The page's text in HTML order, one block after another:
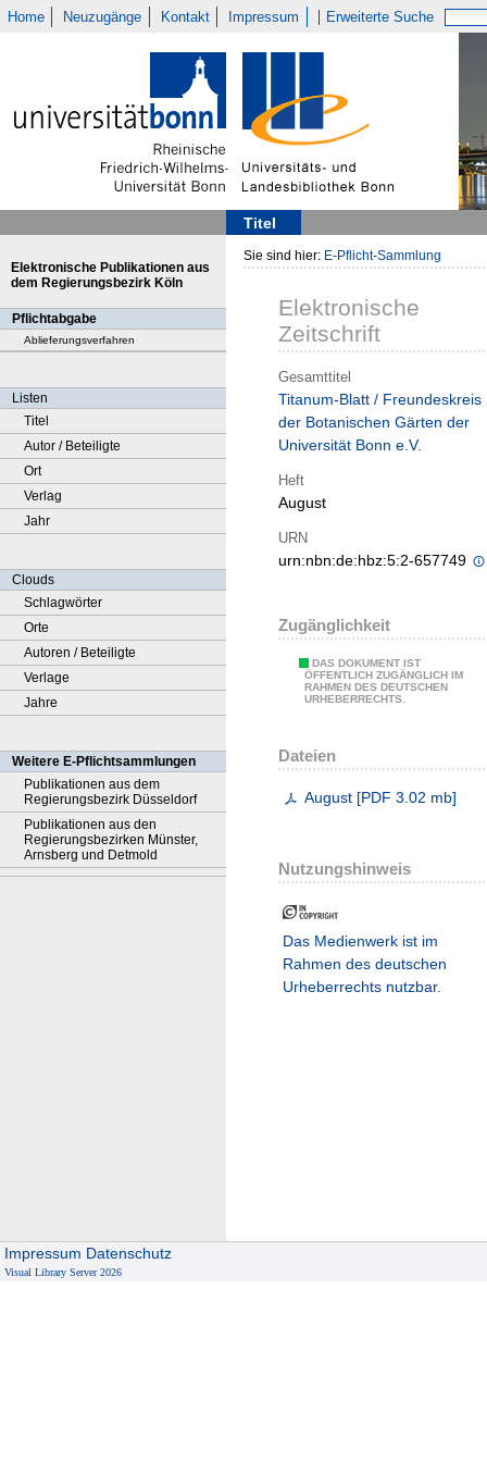
Home Neuzugänge Kontakt Impressum Erweiterte Suche
Titel
Elektronische Publikationen aus
dem Regierungsbezirk Köln
Pflichtabgabe
Ablieferungsverfahren
Listen
Titel
Autor / Beteiligte
Ort
Verlag
Jahr
Clouds
Schlagwörter
Orte
Autoren / Beteiligte
Verlage
Jahre
Weitere E-Pflichtsammlungen
Publikationen aus dem
Regierungsbezirk Düsseldorf
Publikationen aus den
Regierungsbezirken Münster,
Arnsberg und Detmold
Sie sind hier: E-Pflicht-Sammlung
Elektronische
Zeitschrift
Gesamttitel
Titanum-Blatt / Freundeskreis
der Botanischen Gärten der
Universität Bonn e.V.
Heft
August
URN
urn:nbn:de:hbz:5:2-657749
Zugänglichkeit
DAS DOKUMENT IST
ÖFFENTLICH ZUGÄNGLICH IM
RAHMEN DES DEUTSCHEN
URHEBERRECHTS.
Dateien
August [PDF 3.02 mb]
Nutzungshinweis
Das Medienwerk ist im
Rahmen des deutschen
Urheberrechts nutzbar.
Impressum Datenschutz
Visual Library Server 2026